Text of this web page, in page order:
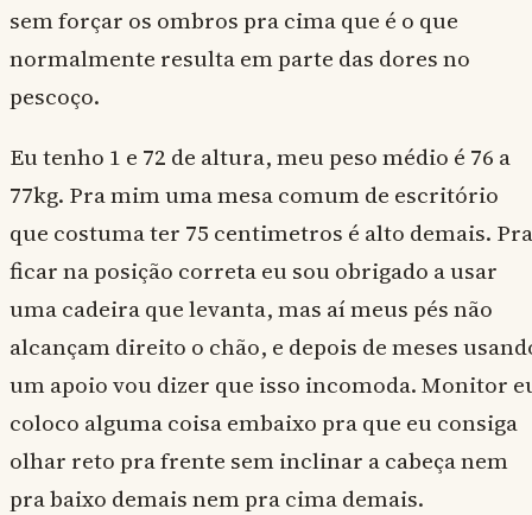
sem forçar os ombros pra cima que é o que
normalmente resulta em parte das dores no
pescoço.
Eu tenho 1 e 72 de altura, meu peso médio é 76 a
77kg. Pra mim uma mesa comum de escritório
que costuma ter 75 centimetros é alto demais. Pra
ficar na posição correta eu sou obrigado a usar
uma cadeira que levanta, mas aí meus pés não
alcançam direito o chão, e depois de meses
um apoio vou dizer que isso incomoda. Monitor
coloco alguma coisa embaixo pra que eu consiga
olhar reto pra frente sem inclinar a cabeça nem
pra baixo demais nem pra cima demais.